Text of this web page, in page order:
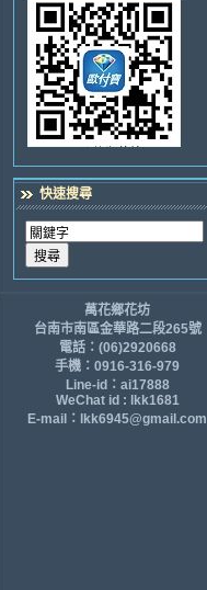
快速搜尋
萬花鄉花坊
台南市南區金華路二段265號
電話：(06)2920668
手機：0916-316-979
Line-id：ai17888
WeChat id : lkk1681
E-mail：lkk6945@gmail.com